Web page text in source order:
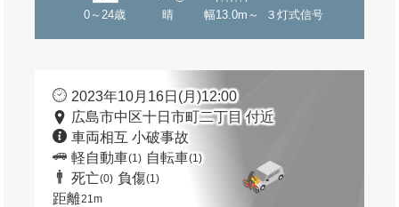
0～24歳 晴 幅13.0m～ ３灯式信号
2023年10月16日(月)12:00
広島市中区十日市町二丁目 付近
車両相互 小破事故
軽自動車(1) 自転車(1)
死亡(0) 負傷(1)
距離21m